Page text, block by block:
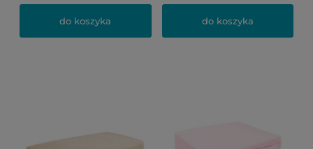
do koszyka do koszyka